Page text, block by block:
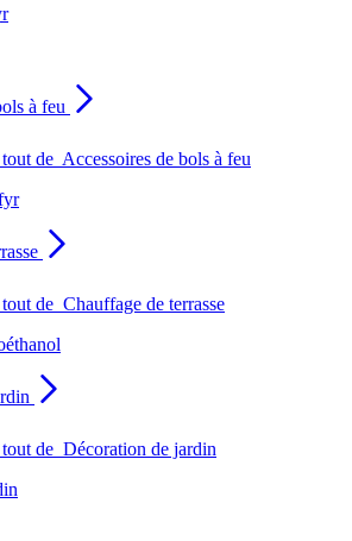
à feu
de Accessoires de bols à feu
de Chauffage de terrasse
de Décoration de jardin